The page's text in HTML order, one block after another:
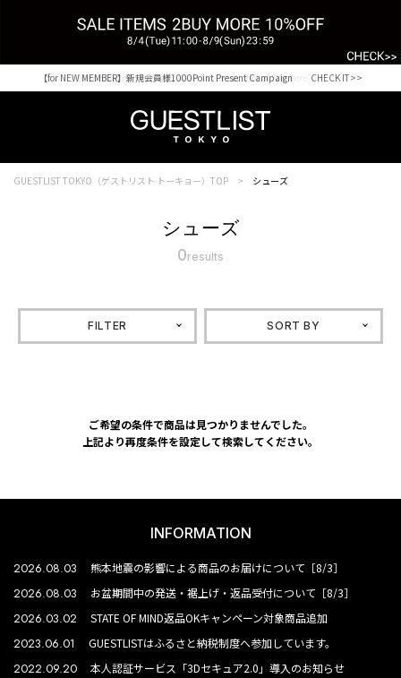
Shopping from outside Japan? Visit our Global Site here. >>
【for NEW MEMBER】新規会員様1000Point Present Campaign CHECK IT>>
GUESTLIST TOKYO（ゲストリスト トーキョー）TOP シューズ
シューズ
0results
FILTER SORT BY
ご希望の条件で商品は見つかりませんでした。
上記より再度条件を設定して検索してください。
INFORMATION
2026.08.03 熊本地震の影響による商品のお届けについて［8/3］
2026.08.03 お盆期間中の発送・裾上げ・返品受付について［8/3］
2026.03.02 STATE OF MIND返品OKキャンペーン対象商品追加
2023.06.01 GUESTLISTはふるさと納税制度へ参加しています。
2022.09.20 本人認証サービス「3Dセキュア2.0」導入のお知らせ